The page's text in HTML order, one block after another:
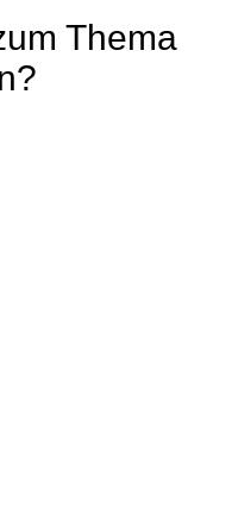
Thema